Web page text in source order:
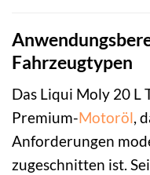
Fahrzeugtypen
Das Liqui Moly 20 L
Premium-Motoröl,
Anforderungen
zugeschnitten ist.